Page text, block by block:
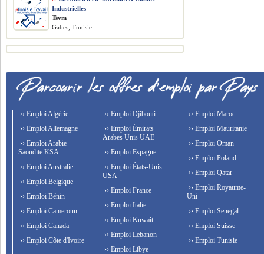
Industrielles
Tsvm
Gabes, Tunisie
›› Emploi Algérie
›› Emploi Allemagne
›› Emploi Arabie
Saoudite KSA
›› Emploi Australie
›› Emploi Belgique
›› Emploi Bénin
›› Emploi Cameroun
›› Emploi Canada
›› Emploi Côte d'Ivoire
›› Emploi Djibouti
›› Emploi Émirats
Arabes Unis UAE
›› Emploi Espagne
›› Emploi États-Unis
USA
›› Emploi France
›› Emploi Italie
›› Emploi Kuwait
›› Emploi Lebanon
›› Emploi Libye
›› Emploi Maroc
›› Emploi Mauritanie
›› Emploi Oman
›› Emploi Poland
›› Emploi Qatar
›› Emploi Royaume-
Uni
›› Emploi Senegal
›› Emploi Suisse
›› Emploi Tunisie